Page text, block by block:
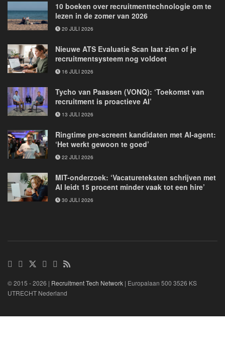
10 boeken over recruitmenttechnologie om te
lezen in de zomer van 2026
20 JULI 2026
Nieuwe ATS Evaluatie Scan laat zien of je
recruitmentsysteem nog voldoet
16 JULI 2026
Tycho van Paassen (VONQ): ‘Toekomst van
recruitment is proactieve AI’
13 JULI 2026
Ringtime pre-screent kandidaten met AI-agent:
‘Het werkt gewoon te goed’
22 JULI 2026
MIT-onderzoek: ‘Vacatureteksten schrijven met
AI leidt 15 procent minder vaak tot een hire’
30 JULI 2026
© 2015 - 2026 | Recruitment Tech Network | Europalaan 500 3526 KS
UTRECHT Nederland